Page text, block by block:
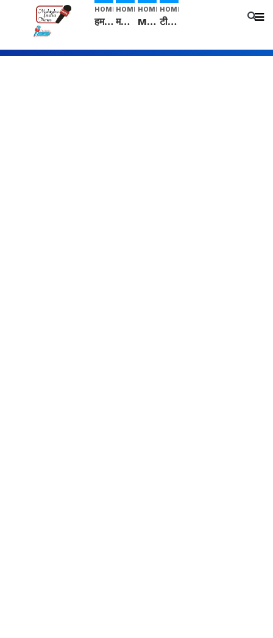
HOME
हम सनातनी..." सांसद kangana Ranaut से क्या बोली लड़की? Viral Jantar-Mantar | CJP protest
HOME
मनीषा हत्याकांड: हत्या, आत्महत्या या कोई बड़ा राज? | Full Story | Josh Haryana
HOME
Mangalsutra: हिंदू धर्म में शादी के बाद मंगलसूत्र क्यों पहनती है महिलाएं, किसने शुरु की ये परंपरा
HOME
टीम बीकेई ने एग्रीकल्चर ग्रेड की यूरिया खाद गट्टों में बदलकर टेक्निकल ग्रेड में बेचने वालों पर करवाई कार्रवाई: लखविंदर सिंह औलख